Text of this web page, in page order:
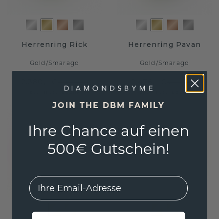
Herrenring Rick
Gold /Smaragd
Exkl. MwSt. & Zölle
Herrenring Pavan
Gold /Smaragd
3.095,- €
Exkl. MwSt. & Zölle
JOIN THE DBM FAMILY
Ihre Chance auf einen
500€ Gutschein!
EMail